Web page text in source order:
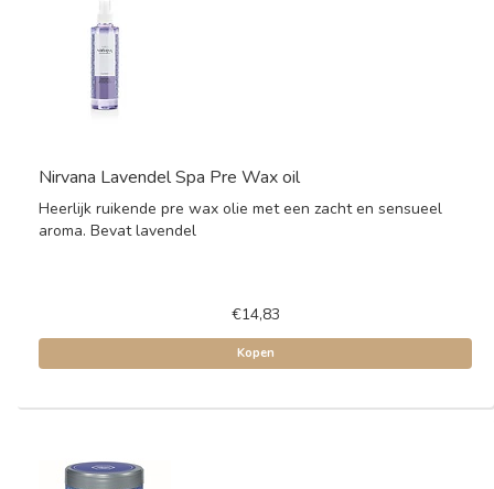
Nirvana Lavendel Spa Pre Wax oil
Heerlijk ruikende pre wax olie met een zacht en sensueel
aroma. Bevat lavendel
€14,83
Kopen